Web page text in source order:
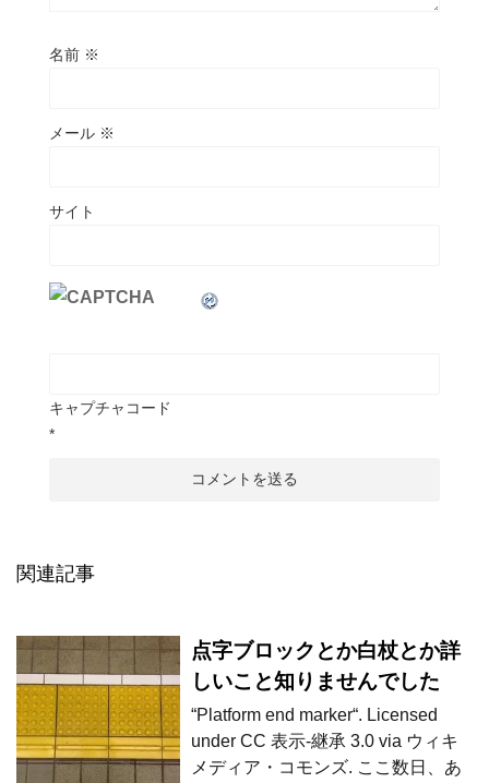
名前 ※
メール ※
サイト
キャプチャコード
*
関連記事
点字ブロックとか白杖とか詳
しいこと知りませんでした
“Platform end marker“. Licensed
under CC 表示-継承 3.0 via ウィキ
メディア・コモンズ. ここ数日、あ